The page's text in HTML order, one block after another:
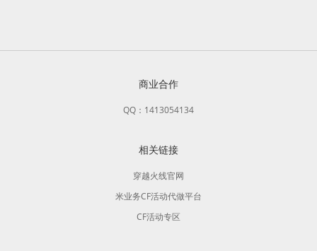
商业合作
QQ：1413054134
相关链接
穿越火线官网
米业务CF活动代做平台
CF活动专区